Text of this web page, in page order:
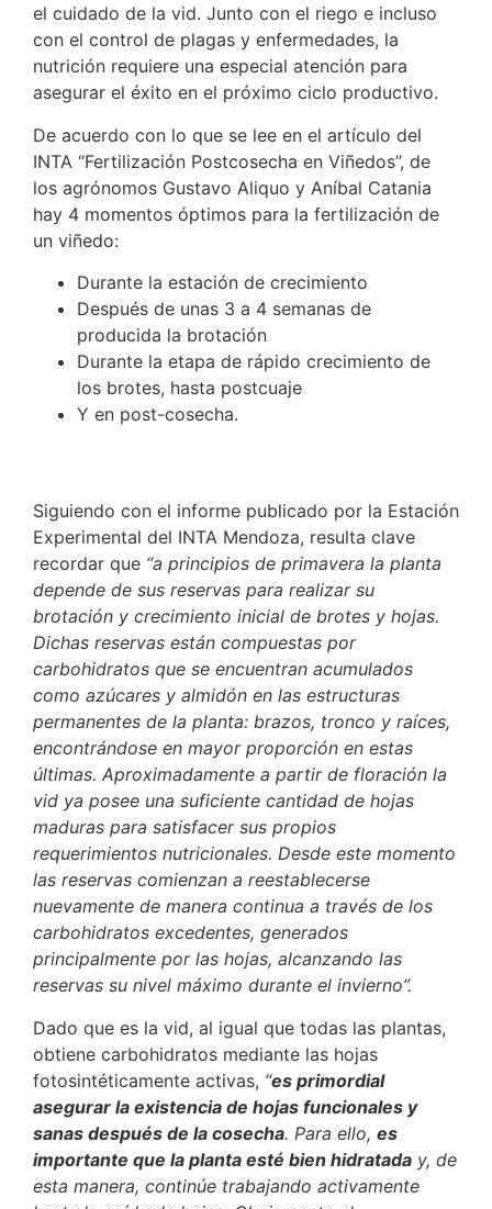
el cuidado de la vid. Junto con el riego e incluso
con el control de plagas y enfermedades, la
nutrición requiere una especial atención para
asegurar el éxito en el próximo ciclo productivo.
De acuerdo con lo que se lee en el artículo del
INTA “Fertilización Postcosecha en Viñedos”, de
los agrónomos Gustavo Aliquo y Aníbal Catania
hay 4 momentos óptimos para la fertilización de
un viñedo:
Durante la estación de crecimiento
Después de unas 3 a 4 semanas de
producida la brotación
Durante la etapa de rápido crecimiento de
los brotes, hasta postcuaje
Y en post-cosecha.
Siguiendo con el informe publicado por la Estación
Experimental del INTA Mendoza, resulta clave
recordar que “a principios de primavera la planta
depende de sus reservas para realizar su
brotación y crecimiento inicial de brotes y hojas.
Dichas reservas están compuestas por
carbohidratos que se encuentran acumulados
como azúcares y almidón en las estructuras
permanentes de la planta: brazos, tronco y raíces,
encontrándose en mayor proporción en estas
últimas. Aproximadamente a partir de floración la
vid ya posee una suficiente cantidad de hojas
maduras para satisfacer sus propios
requerimientos nutricionales. Desde este momento
las reservas comienzan a reestablecerse
nuevamente de manera continua a través de los
carbohidratos excedentes, generados
principalmente por las hojas, alcanzando las
reservas su nivel máximo durante el invierno”.
Dado que es la vid, al igual que todas las plantas,
obtiene carbohidratos mediante las hojas
fotosintéticamente activas, “es primordial
asegurar la existencia de hojas funcionales y
sanas después de la cosecha. Para ello, es
importante que la planta esté bien hidratada y, de
esta manera, continúe trabajando activamente